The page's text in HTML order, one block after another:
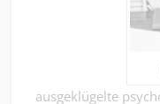
ausgeklügelte